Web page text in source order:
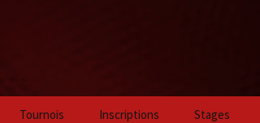
Tournois Inscriptions Stages